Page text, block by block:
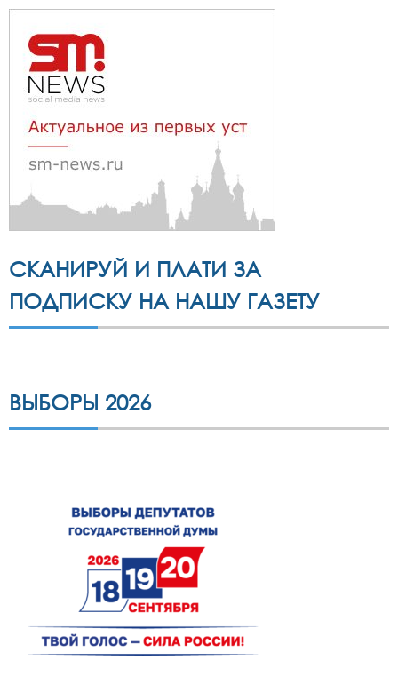
СКАНИРУЙ И ПЛАТИ ЗА
ПОДПИСКУ НА НАШУ ГАЗЕТУ
ВЫБОРЫ 2026